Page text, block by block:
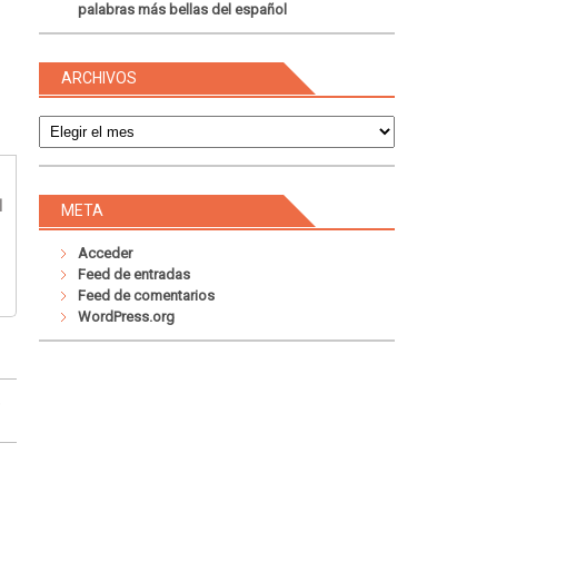
palabras más bellas del español
ARCHIVOS
META
Acceder
Feed de entradas
Feed de comentarios
WordPress.org